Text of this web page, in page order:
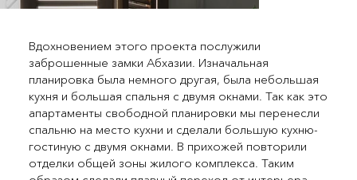
Вдохновением этого проекта послужили
заброшенные замки Абхазии. Изначальная
планировка была немного другая, была небольшая
кухня и большая спальня с двумя окнами. Так как это
апартаменты свободной планировки мы перенесли
спальню на место кухни и сделали большую кухню-
гостиную с двумя окнами. В прихожей повторили
отделки общей зоны жилого комплекса. Таким